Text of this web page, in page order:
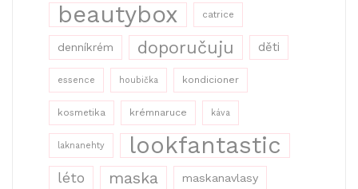
beautybox catrice
denníkrém doporučuju děti
essence houbička kondicioner
kosmetika krémnaruce káva
laknanehty lookfantastic
léto maska maskanavlasy